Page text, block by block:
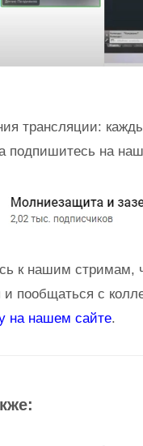
трансляции:
подпишитесь на
к нашим стримам,
и пообщаться с
на нашем сайте.